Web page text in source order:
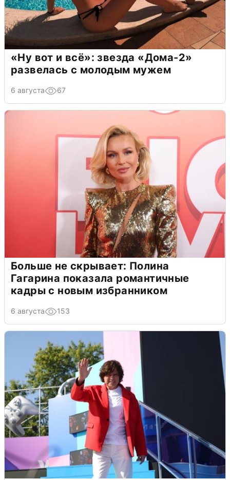
«Ну вот и всё»: звезда «Дома-2»
развелась с молодым мужем
6 августа 67
Больше не скрывает: Полина
Гагарина показала романтичные
кадры с новым избранником
6 августа 153